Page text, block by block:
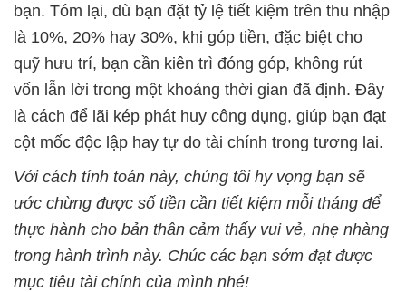
bạn. Tóm lại, dù bạn đặt tỷ lệ tiết kiệm trên thu nhập
là 10%, 20% hay 30%, khi góp tiền, đặc biệt cho
quỹ hưu trí, bạn cần kiên trì đóng góp, không rút
vốn lẫn lời trong một khoảng thời gian đã định. Đây
là cách để lãi kép phát huy công dụng, giúp bạn đạt
cột mốc độc lập hay tự do tài chính trong tương lai.
Với cách tính toán này, chúng tôi hy vọng bạn sẽ
ước chừng được số tiền cần tiết kiệm mỗi tháng để
thực hành cho bản thân cảm thấy vui vẻ, nhẹ nhàng
trong hành trình này. Chúc các bạn sớm đạt được
mục tiêu tài chính của mình nhé!